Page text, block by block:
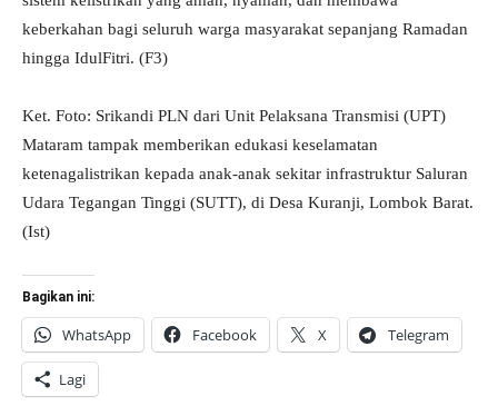
keberkahan bagi seluruh warga masyarakat sepanjang Ramadan
hingga IdulFitri. (F3)
Ket. Foto: Srikandi PLN dari Unit Pelaksana Transmisi (UPT)
Mataram tampak memberikan edukasi keselamatan
ketenagalistrikan kepada anak-anak sekitar infrastruktur Saluran
Udara Tegangan Tinggi (SUTT), di Desa Kuranji, Lombok Barat.
(Ist)
Bagikan ini:
WhatsApp Facebook X Telegram
Lagi